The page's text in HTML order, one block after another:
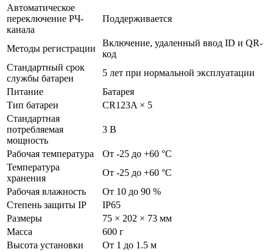
Автоматическое
переключение РЧ-
канала
Поддерживается
Методы регистрации
Включение, удаленный ввод ID и QR-
код
Стандартный срок
службы батареи
5 лет при нормальной эксплуатации
Питание
Батарея
Тип батареи
CR123A × 5
Стандартная
потребляемая
мощность
3 В
Рабочая температура
От -25 до +60 °C
Температура
хранения
От -25 до +60 °C
Рабочая влажность
От 10 до 90 %
Степень защиты IP
IP65
Размеры
75 × 202 × 73 мм
Масса
600 г
Высота установки
От 1 до 1.5 м